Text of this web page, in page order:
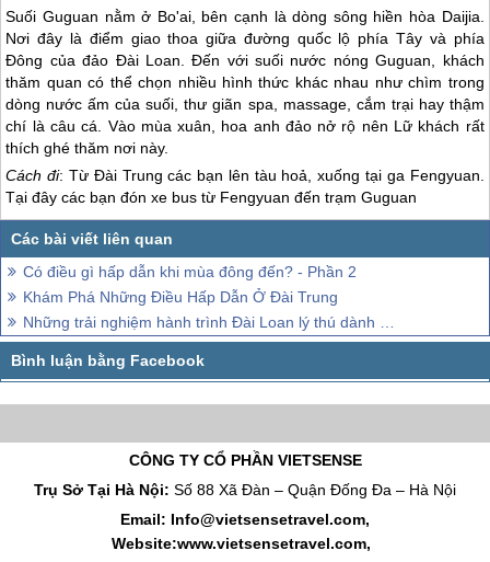
Suối Guguan nằm ở Bo'ai, bên cạnh là dòng sông hiền hòa Daijia.
Nơi đây là điểm giao thoa giữa đường quốc lộ phía Tây và phía
Đông của đảo Đài Loan. Đến với suối nước nóng Guguan, khách
thăm quan có thể chọn nhiều hình thức khác nhau như chìm trong
dòng nước ấm của suối, thư giãn spa, massage, cắm trại hay thậm
chí là câu cá. Vào mùa xuân, hoa anh đảo nở rộ nên Lữ khách rất
thích ghé thăm nơi này.
Cách đi: Từ Đài Trung các bạn lên tàu hoả, xuống tại ga Fengyuan.
Tại đây các bạn đón xe bus từ Fengyuan đến trạm Guguan
Có điều gì hấp dẫn khi mùa đông đến? - Phần 2
Khám Phá Những Điều Hấp Dẫn Ở Đài Trung
Những trải nghiệm hành trình Đài Loan lý thú dành cho nhóm đông người
CÔNG TY CỔ PHẦN VIETSENSE
Trụ Sở Tại Hà Nội: Số 88 Xã Đàn – Quận Đống Đa – Hà Nội
Email: Info@vietsensetravel.com,
Website:www.vietsensetravel.com,